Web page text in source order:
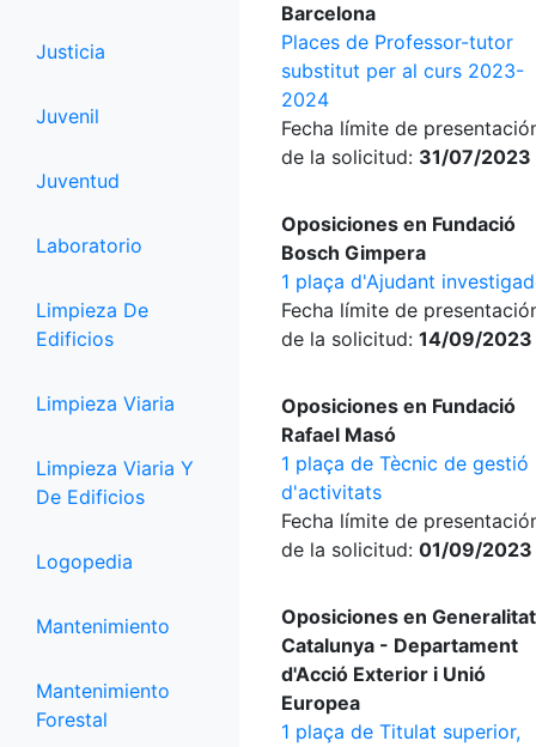
Justicia
Juvenil
Juventud
Laboratorio
Limpieza De
Edificios
Limpieza Viaria
Limpieza Viaria Y
De Edificios
Logopedia
Mantenimiento
Mantenimiento
Forestal
Barcelona
Places de Professor-tutor
substitut per al curs 2023-
2024
Fecha límite de
de la solicitud: 31/07/2023
Oposiciones en Fundació
Bosch Gimpera
1 plaça d'Ajudant
Fecha límite de
de la solicitud: 14/09/2023
Oposiciones en Fundació
Rafael Masó
1 plaça de Tècnic de gestió
d'activitats
Fecha límite de
de la solicitud: 01/09/2023
Oposiciones en
Catalunya - Departament
d'Acció Exterior i Unió
Europea
1 plaça de Titulat superior,